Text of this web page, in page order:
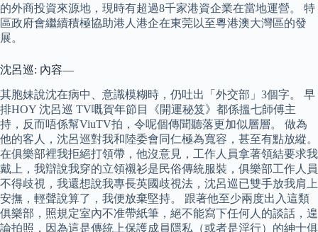
的外商投資來源地，現時有超過8千家港資企業在當地運營。 特
區政府會繼續積極協助港人港企在東莞以至粵港澳大灣區的發
展。
沈呂巡: 內容—
其胞妹說沈在病中、意識模糊時，仍吐出「外交部」3個字。 早
排HOY 沈呂巡 TV嘅賀年節目《開運秘笈》都係搵七師傅主
持，反而唔係幫ViuTV拍，令呢個傳聞聽落更加似層層。 做為
他的客人，沈呂巡對我和陸委會同仁極為寬容，甚至有點放縱。
在俱樂部裡我拒絕打領帶，他沒意見，工作人員拿著領結要求我
戴上，我辯說我穿的立領襯衫是民俗傳統服裝，俱樂部工作人員
不得歧視，我還想說我專長英國歧視法，沈呂巡已雙手放我肩上
安撫，輕聲說算了，我便放棄堅持。 跟著他至少兩度出入這類
俱樂部，照規定室內不准帶紙筆，絕不能寫下任何人的談話，遑
論拍照，因為這是傳統上保護成員隱私（或者是淫行）的紳士俱